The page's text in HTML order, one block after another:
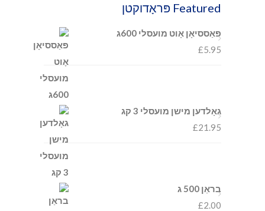
Featured פּראָדוקטן
פּאַססיאָן אָוט מועסלי 600ג
£5.95
גאָלדען מישן מועסלי 3 קג
£21.95
בראַן 500 ג
£2.00